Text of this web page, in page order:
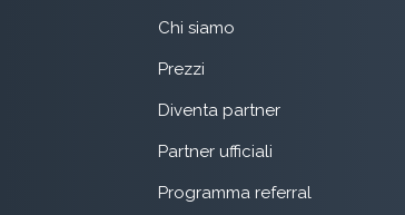
Chi siamo
Prezzi
Diventa partner
Partner ufficiali
Programma referral